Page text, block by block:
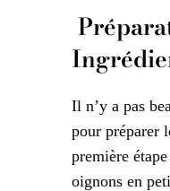
Il n’y a pas
pour préparer
première
oignons en